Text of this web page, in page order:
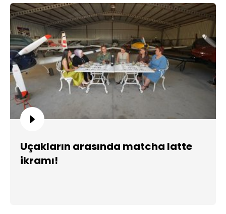
Uçakların arasında matcha latte
ikramı!